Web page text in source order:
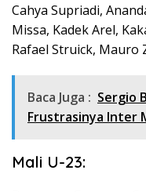
Cahya Supriadi,
Missa, Kadek Arel,
Rafael Struick, Mauro
Baca Juga : Sergio
Frustrasinya Inter
Mali U-23: